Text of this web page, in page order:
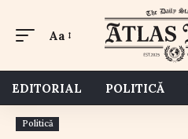
Aa
EDITORIAL POLITICĂ
Politică